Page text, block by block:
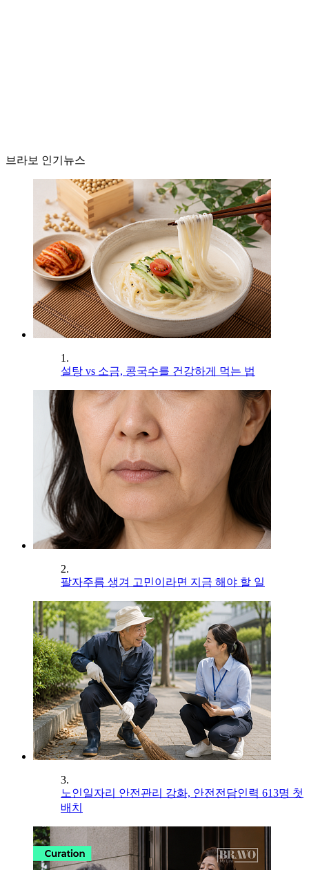
브라보 인기뉴스
1.
설탕 vs 소금, 콩국수를 건강하게 먹는 법
2.
팔자주름 생겨 고민이라면 지금 해야 할 일
3.
노인일자리 안전관리 강화, 안전전담인력 613명 첫
배치